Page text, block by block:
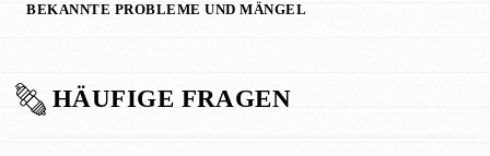
BEKANNTE PROBLEME UND MÄNGEL
HÄUFIGE FRAGEN